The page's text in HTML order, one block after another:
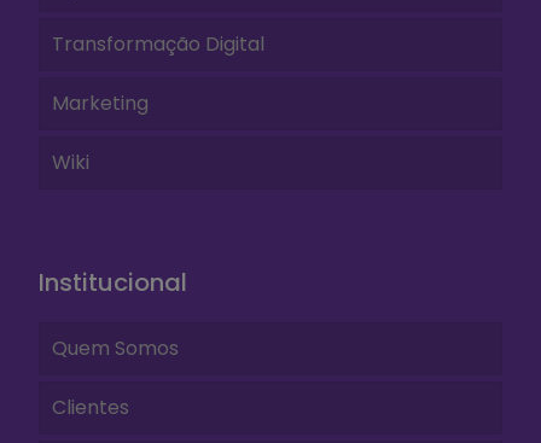
Transformação Digital
Marketing
Wiki
Institucional
Quem Somos
Clientes